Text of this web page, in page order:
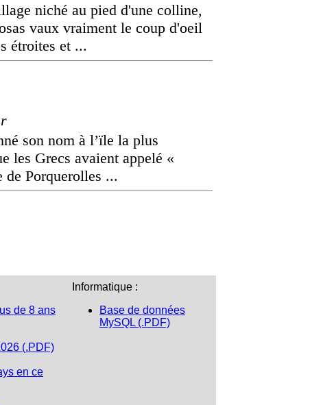
niché au pied d'une colline,
vaux vraiment le coup d'oeil
étroites et ...
son nom à l’ïle la plus
les Grecs avaient appelé «
Porquerolles ...
de 8 ans
(.PDF)
en ce
Informatique :
Base de données
MySQL (.PDF)